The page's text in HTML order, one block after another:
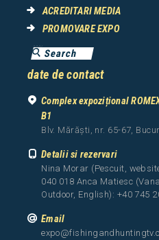
ACREDITARI MEDIA
PROMOVARE EXPO
date de contact
Complex expozițional
B1
Blv. Mărăști, nr. 65-67,
Detalii si rezervari
Nina Morar (Pescuit,
040 018 Anca Matiesc
Outdoor, English): +40 745
Email